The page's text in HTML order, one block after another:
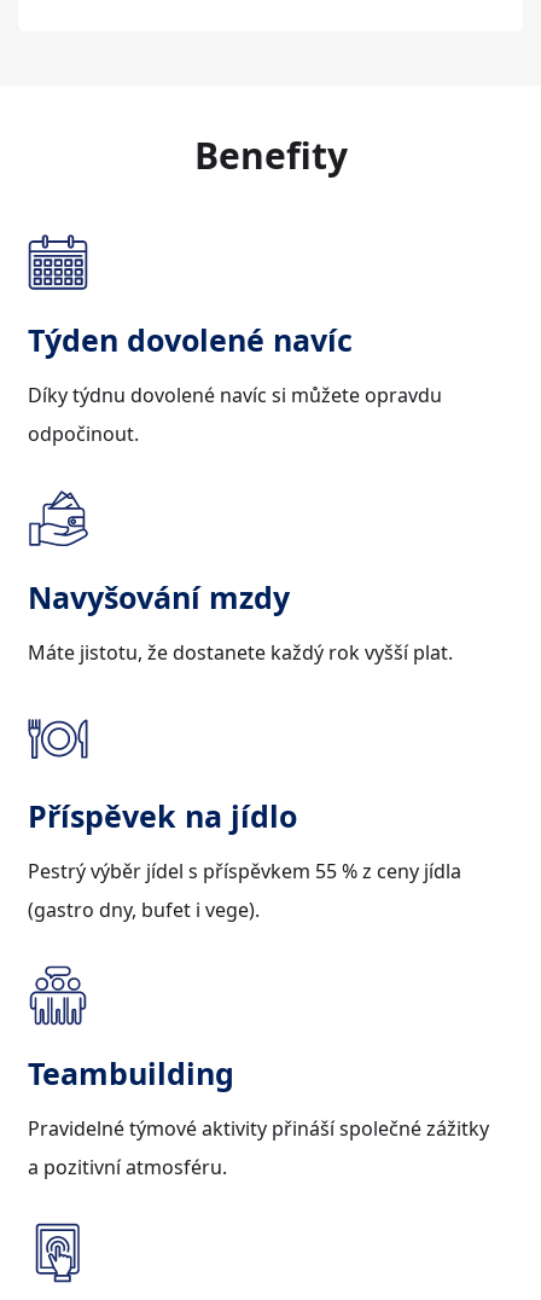
Benefity
Týden dovolené navíc
Díky týdnu dovolené navíc si můžete opravdu
odpočinout.
Navyšování mzdy
Máte jistotu, že dostanete každý rok vyšší plat.
Příspěvek na jídlo
Pestrý výběr jídel s příspěvkem 55 % z ceny jídla
(gastro dny, bufet i vege).
Teambuilding
Pravidelné týmové aktivity přináší společné zážitky
a pozitivní atmosféru.